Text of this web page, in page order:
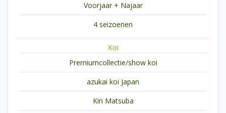
Voorjaar + Najaar
4 seizoenen
Koi
Premiumcollectie/show koi
azukai koi Japan
Kin Matsuba